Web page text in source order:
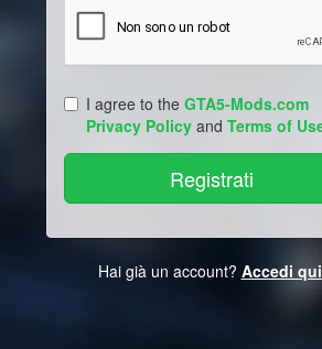
I agree to the GTA5-Mods.com
Privacy Policy and Terms of
Hai già un account? Accedi